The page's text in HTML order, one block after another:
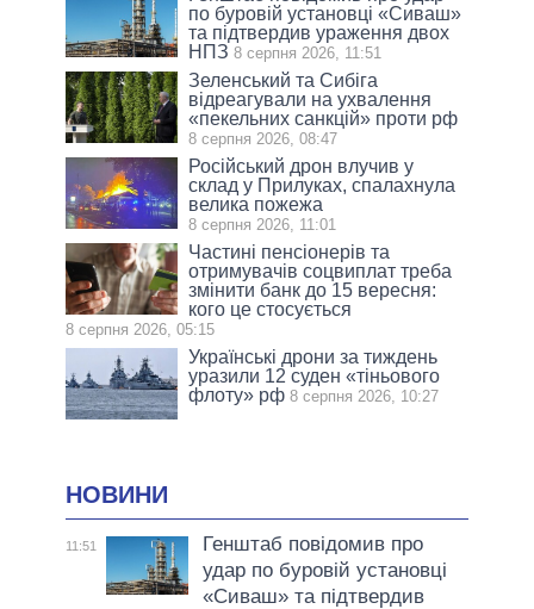
по буровій установці «Сиваш»
та підтвердив ураження двох
НПЗ 8 серпня 2026, 11:51
Зеленський та Сибіга
відреагували на ухвалення
«пекельних санкцій» проти рф
8 серпня 2026, 08:47
Російський дрон влучив у
склад у Прилуках, спалахнула
велика пожежа
8 серпня 2026, 11:01
Частині пенсіонерів та
отримувачів соцвиплат треба
змінити банк до 15 вересня:
кого це стосується
8 серпня 2026, 05:15
Українські дрони за тиждень
уразили 12 суден «тіньового
флоту» рф 8 серпня 2026, 10:27
НОВИНИ
11:51
Генштаб повідомив про
удар по буровій установці
«Сиваш» та підтвердив